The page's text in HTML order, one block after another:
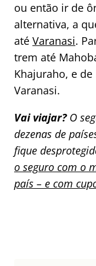
ou então ir de
alternativa, a
até Varanasi.
trem até
Khajuraho, e
Varanasi.
Vai viajar? O
dezenas de
fique
o seguro com o
país – e com